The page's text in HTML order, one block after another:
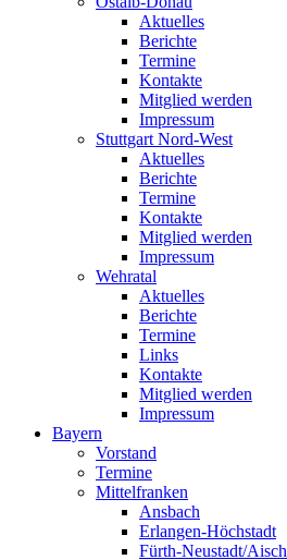
Aktuelles
Berichte
Termine
Kontakte
Mitglied werden
Impressum
Stuttgart Nord-West
Aktuelles
Berichte
Termine
Kontakte
Mitglied werden
Impressum
Wehratal
Aktuelles
Berichte
Termine
Links
Kontakte
Mitglied werden
Impressum
Bayern
Vorstand
Termine
Mittelfranken
Ansbach
Erlangen-Höchstadt
Fürth-Neustadt/Aisch